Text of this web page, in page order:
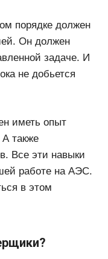
порядке должен
Он должен
задаче. И
не добьется
иметь опыт
также
Все эти навыки
работе на АЭС.
в этом